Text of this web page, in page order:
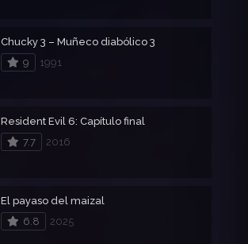
Chucky 3 – Muñeco diabólico 3
9
1991
Resident Evil 6: Capítulo final
7.7
2016
El payaso del maizal
6.8
2025